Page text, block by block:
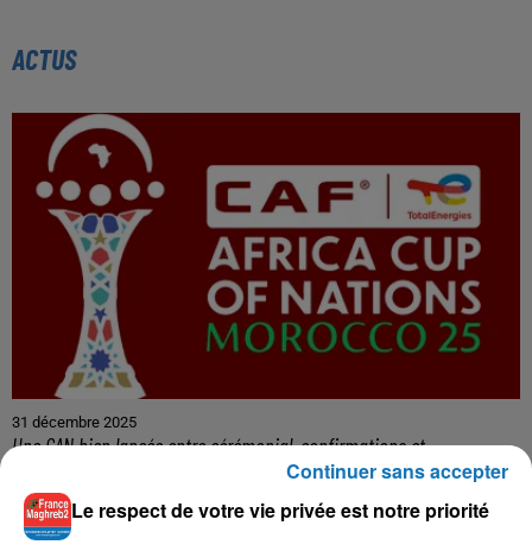
ACTUS
31 décembre 2025
Une CAN bien lancée entre cérémonial, confirmations et
Le respect de votre vie privée est notre priorité
Continuer sans accepter